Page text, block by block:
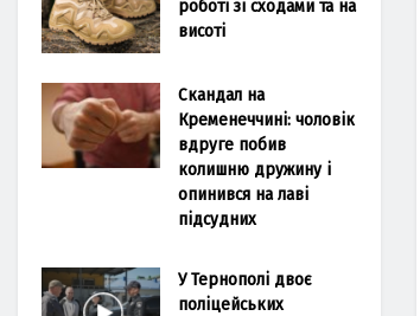
роботі зі сходами та на
висоті
Скандал на
Кременеччині: чоловік
вдруге побив
колишню дружину і
опинився на лаві
підсудних
У Тернополі двоє
поліцейських